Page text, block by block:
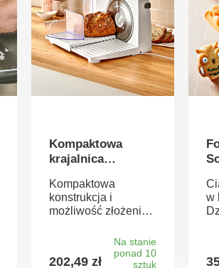
Kompaktowa
krajalnica
Kompaktowa
konstrukcja i
możliwość złożenia
zaoszczędzenia
miejsca - oto nasza
uniwersalna
202,49 zł
Na stanie
ponad 10
sztuk
w